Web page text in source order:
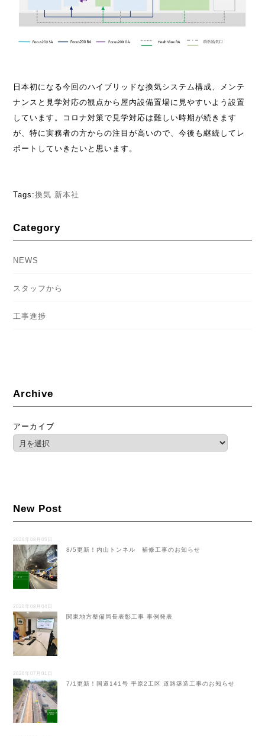
日本初になる今回のハイブリッドな換気システム構成、メンテ
ナンスと見学対応の観点から屋内設備置場に見やすいよう設置
しています。コロナ対策で見学対応は難しい時期が続きます
が、特に実務者の方からの注目が高いので、今後も継続してレ
ポートしていきたいと思います。
Tags:換気 新本社
Category
NEWS
スタッフから
工事進捗
Archive
アーカイブ
New Post
2026年08月05日
8/5更新！内山トンネル 補修工事のお知らせ
2026年08月04日
関東地方整備局長表彰工事 事例発表
2026年07月01日
7/1更新！国道141号 平原2工区 道路築造工事のお知らせ